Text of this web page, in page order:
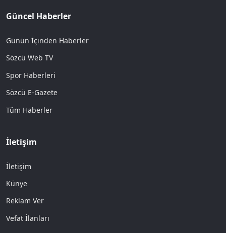
Güncel Haberler
Günün İçinden Haberler
Sözcü Web TV
Spor Haberleri
Sözcü E-Gazete
Tüm Haberler
İletişim
İletişim
Künye
Reklam Ver
Vefat İlanları